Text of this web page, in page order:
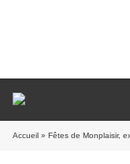
Accueil » Fêtes de Monplaisir,